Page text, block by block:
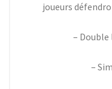
joueurs
– Double
–